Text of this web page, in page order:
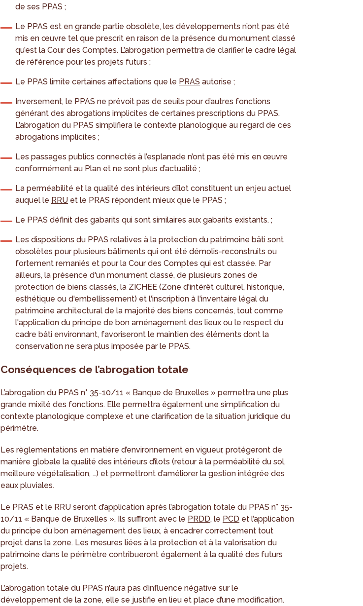
de ses PPAS ;
Le PPAS est en grande partie obsolète, les développements n’ont pas été
mis en œuvre tel que prescrit en raison de la présence du monument classé
qu’est la Cour des Comptes. L’abrogation permettra de clarifier le cadre légal
de référence pour les projets futurs ;
Le PPAS limite certaines affectations que le PRAS autorise ;
Inversement, le PPAS ne prévoit pas de seuils pour d’autres fonctions
générant des abrogations implicites de certaines prescriptions du PPAS.
L’abrogation du PPAS simplifiera le contexte planologique au regard de ces
abrogations implicites ;
Les passages publics connectés à l’esplanade n’ont pas été mis en œuvre
conformément au Plan et ne sont plus d’actualité ;
La perméabilité et la qualité des intérieurs d’îlot constituent un enjeu actuel
auquel le RRU et le PRAS répondent mieux que le PPAS ;
Le PPAS définit des gabarits qui sont similaires aux gabarits existants. ;
Les dispositions du PPAS relatives à la protection du patrimoine bâti sont
obsolètes pour plusieurs bâtiments qui ont été démolis-reconstruits ou
fortement remaniés et pour la Cour des Comptes qui est classée. Par
ailleurs, la présence d'un monument classé, de plusieurs zones de
protection de biens classés, la ZICHEE (Zone d'intérêt culturel, historique,
esthétique ou d'embellissement) et l'inscription à l'inventaire légal du
patrimoine architectural de la majorité des biens concernés, tout comme
l'application du principe de bon aménagement des lieux ou le respect du
cadre bâti environnant, favoriseront le maintien des éléments dont la
conservation ne sera plus imposée par le PPAS.
Conséquences de l’abrogation totale
L’abrogation du PPAS n° 35-10/11 « Banque de Bruxelles » permettra une plus
grande mixité des fonctions. Elle permettra également une simplification du
contexte planologique complexe et une clarification de la situation juridique du
périmètre.
Les règlementations en matière d’environnement en vigueur, protégeront de
manière globale la qualité des intérieurs d’îlots (retour à la perméabilité du sol,
meilleure végétalisation, …) et permettront d’améliorer la gestion intégrée des
eaux pluviales.
Le PRAS et le RRU seront d’application après l’abrogation totale du PPAS n° 35-
10/11 « Banque de Bruxelles ». Ils suffiront avec le PRDD, le PCD et l’application
du principe du bon aménagement des lieux, à encadrer correctement tout
projet dans la zone. Les mesures liées à la protection et à la valorisation du
patrimoine dans le périmètre contribueront également à la qualité des futurs
projets.
L’abrogation totale du PPAS n’aura pas d’influence négative sur le
développement de la zone, elle se justifie en lieu et place d’une modification.